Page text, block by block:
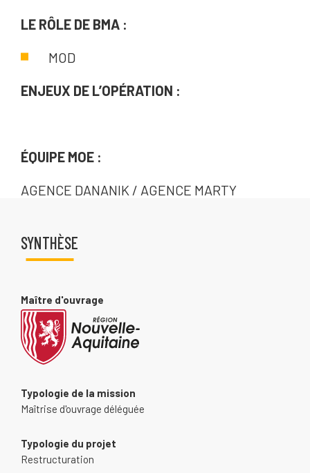
LE RÔLE DE BMA :
MOD
ENJEUX DE L’OPÉRATION :
ÉQUIPE MOE :
AGENCE DANANIK / AGENCE MARTY
SYNTHÈSE
Maître d'ouvrage
Typologie de la mission
Maîtrise d'ouvrage déléguée
Typologie du projet
Restructuration